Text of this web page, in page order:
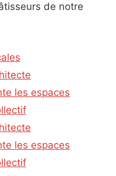
de notre
les espaces
les espaces